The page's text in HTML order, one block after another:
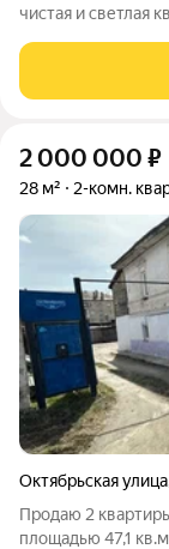
чистая и светлая
Выполнен
2 000 000 ₽
28 м² 2-комн.
Октябрьская улица
Продаю 2
площадью 47,1